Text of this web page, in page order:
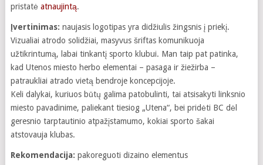
pristatė atnaujintą.
Įvertinimas: naujasis logotipas yra didžiulis žingsnis į priekį.
Vizualiai atrodo solidžiai, masyvus šriftas komunikuoja
užtikrintumą, labai tinkantį sporto klubui. Man taip pat patinka,
kad Utenos miesto herbo elementai – pasaga ir žiežirba –
patraukliai atrado vietą bendroje koncepcijoje.
Keli dalykai, kuriuos būtų galima patobulinti, tai atsisakyti linksnio
miesto pavadinime, paliekant tiesiog „Utena“, bei pridėti BC dėl
geresnio tarptautinio atpažįstamumo, kokiai sporto šakai
atstovauja klubas.
Rekomendacija: pakoreguoti dizaino elementus